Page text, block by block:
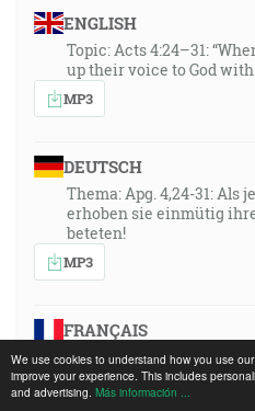
We use cookies to understand how you use
improve your experience. This includes
and advertising. Más información ...
ENGLISH
Topic: Acts 4:24–31:
up their voice to God with
MP3
DEUTSCH
Thema: Apg. 4,24-31: Als
erhoben sie einmütig
beteten!
MP3
FRANÇAIS
Thema: Apg. 4,24-31: Als
erhoben sie einmütig
beteten!